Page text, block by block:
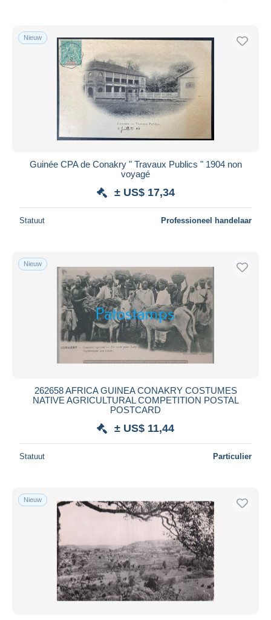
Nieuw
Guinée CPA de Conakry " Travaux Publics " 1904 non
voyagé
± US$ 17,34
Statuut Professioneel handelaar
Nieuw
262658 AFRICA GUINEA CONAKRY COSTUMES
NATIVE AGRICULTURAL COMPETITION POSTAL
POSTCARD
± US$ 11,44
Statuut Particulier
Nieuw